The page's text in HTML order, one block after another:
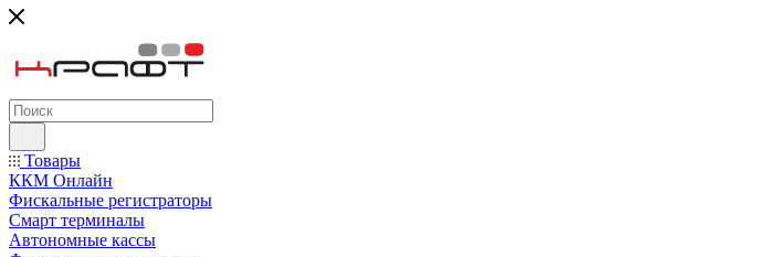
Товары
ККМ Онлайн
Фискальные регистраторы
Смарт терминалы
Автономные кассы